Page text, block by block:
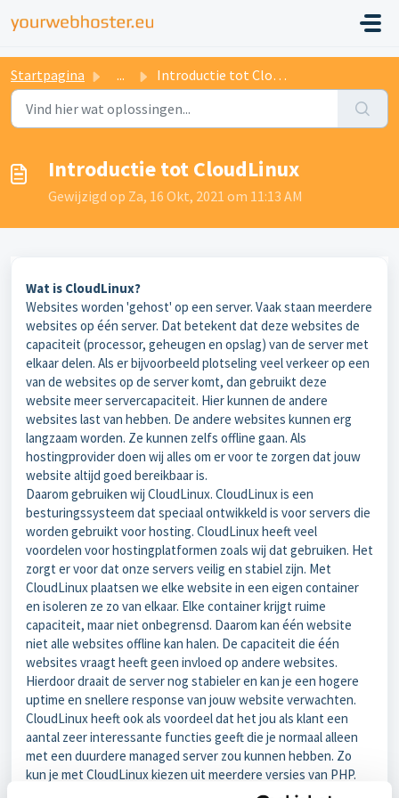
Startpagina ... Introductie tot CloudLinux
Introductie tot CloudLinux
Gewijzigd op Za, 16 Okt, 2021 om 11:13 AM
Wat is CloudLinux?
Websites worden 'gehost' op een server. Vaak staan meerdere
websites op één server. Dat betekent dat deze websites de
capaciteit (processor, geheugen en opslag) van de server met
elkaar delen. Als er bijvoorbeeld plotseling veel verkeer op een
van de websites op de server komt, dan gebruikt deze
website meer servercapaciteit. Hier kunnen de andere
websites last van hebben. De andere websites kunnen erg
langzaam worden. Ze kunnen zelfs offline gaan. Als
hostingprovider doen wij alles om er voor te zorgen dat jouw
website altijd goed bereikbaar is.
Daarom gebruiken wij CloudLinux. CloudLinux is een
besturingssysteem dat speciaal ontwikkeld is voor servers die
worden gebruikt voor hosting. CloudLinux heeft veel
voordelen voor hostingplatformen zoals wij dat gebruiken. Het
zorgt er voor dat onze servers veilig en stabiel zijn. Met
CloudLinux plaatsen we elke website in een eigen container
en isoleren ze zo van elkaar. Elke container krijgt ruime
capaciteit, maar niet onbegrensd. Daarom kan één website
niet alle websites offline kan halen. De capaciteit die één
websites vraagt heeft geen invloed op andere websites.
Hierdoor draait de server nog stabieler en kan je een hogere
uptime en snellere response van jouw website verwachten.
CloudLinux heeft ook als voordeel dat het jou als klant een
aantal zeer interessante functies geeft die je normaal alleen
met een duurdere managed server zou kunnen hebben. Zo
kun je met CloudLinux kiezen uit meerdere versies van PHP.
Ook oudere versies. En je kunt zelf NodeJS-applicaties